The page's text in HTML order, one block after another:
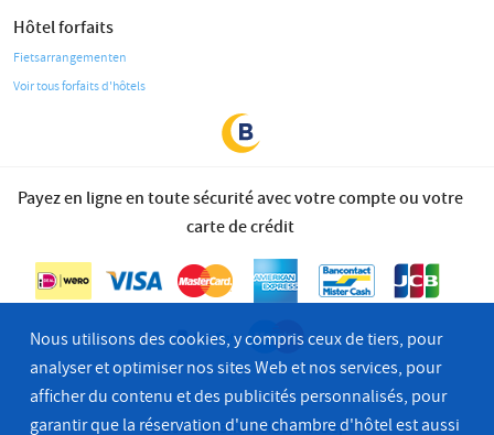
Hôtel forfaits
Fietsarrangementen
Voir tous forfaits d'hôtels
Payez en ligne en toute sécurité avec votre compte ou votre
carte de crédit
© 2026 Bastion Hotel Groep
Nous utilisons des cookies, y compris ceux de tiers, pour
analyser et optimiser nos sites Web et nos services, pour
afficher du contenu et des publicités personnalisés, pour
garantir que la réservation d'une chambre d'hôtel est aussi